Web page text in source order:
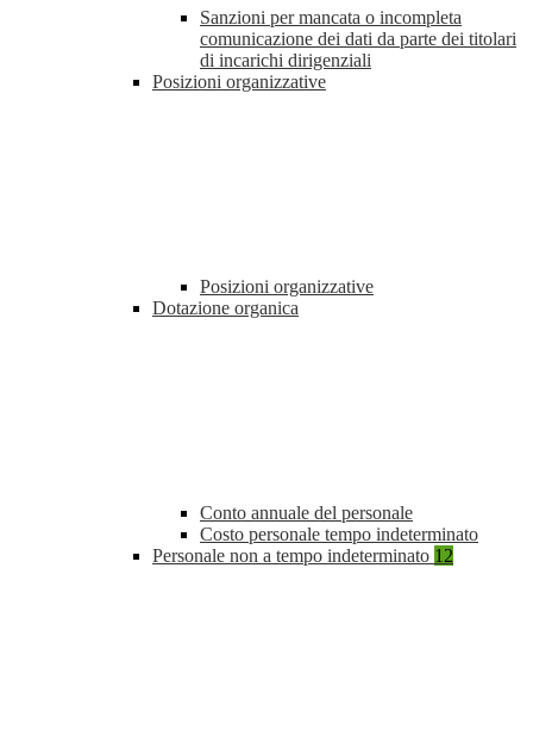
Sanzioni per mancata o incompleta
comunicazione dei dati da parte dei titolari
di incarichi dirigenziali
Posizioni organizzative
Posizioni organizzative
Dotazione organica
Conto annuale del personale
Costo personale tempo indeterminato
Personale non a tempo indeterminato 12